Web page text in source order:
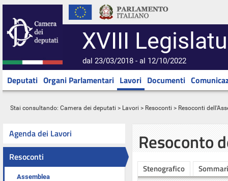
XVIII
dal 23/03/2018 - al 12/10/2022
Deputati Organi Parlamentari Lavori Documenti
Stai consultando: Camera dei deputati > Lavori > Resoconti > Resoconti
Agenda dei Lavori
Resoconti
Assemblea
Resoconto
Stenografico